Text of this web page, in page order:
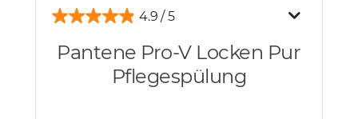
4.9
Pantene Pro-V Locken Pur
Pflegespülung